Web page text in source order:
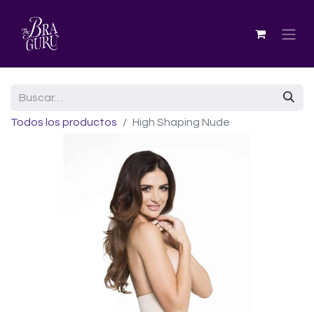
Todos los productos High Shaping Nude